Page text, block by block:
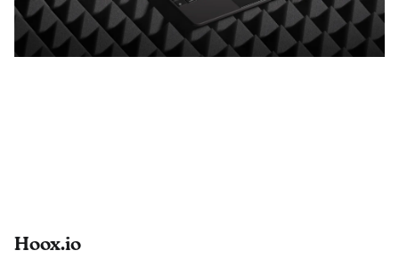
Footer
Hoox.io